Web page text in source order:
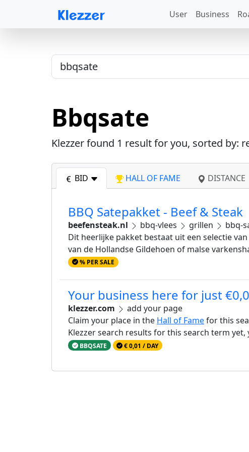
User Business
Bbqsate
Klezzer found 1 result for you, sorted by:
BID HALL OF FAME DISTANCE
BBQ Satepakket - Beef & Steak
beefensteak.nl bbq-vlees grillen
bbq-
Dit heerlijke pakket bestaat uit een selectie
van de Hollandse Gildehoen of malse
% PER SALE
Your business here for just
klezzer.com
add your page
Claim your place in the Hall of Famefor this
Klezzer search results for this search term yet,
BBQSATE € 0,01 / DAY